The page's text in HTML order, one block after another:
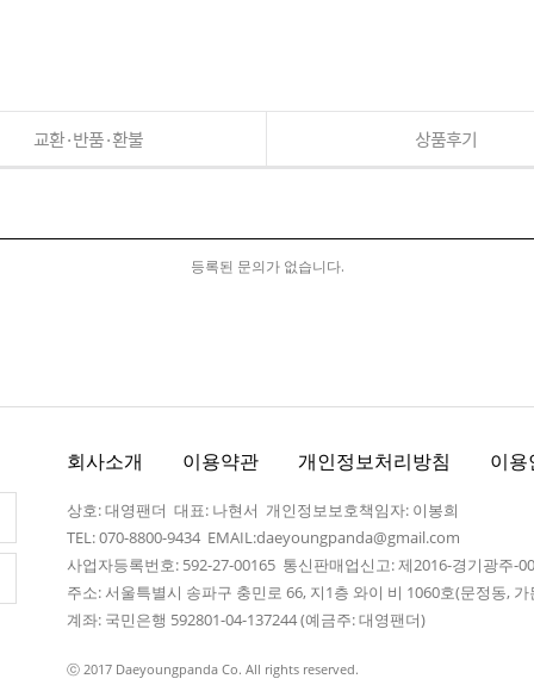
교환·반품·환불 상품후기
등록된 문의가 없습니다.
회사소개 이용약관 개인정보처리방침 이용
상호: 대영팬더 대표: 나현서 개인정보보호책임자: 이봉희
TEL: 070-8800-9434 EMAIL:daeyoungpanda@gmail.com
사업자등록번호: 592-27-00165 통신판매업신고: 제2016-경기광주-
주소: 서울특별시 송파구 충민로 66, 지1층 와이 비 1060호(문정동,
계좌: 국민은행 592801-04-137244 (예금주: 대영팬더)
ⓒ 2017 Daeyoungpanda Co. All rights reserved.